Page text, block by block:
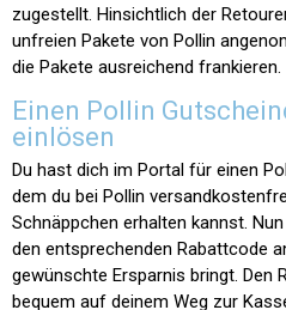
zugestellt. Hinsichtlich der
unfreien Pakete von Pollin
die Pakete ausreichend frankieren.
Einen Pollin
einlösen
Du hast dich im Portal für einen
dem du bei Pollin
Schnäppchen erhalten kannst.
den entsprechenden Rabattcode
gewünschte Ersparnis bringt. Den
bequem auf deinem Weg zur